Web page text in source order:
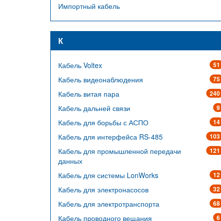
Импортный кабель
К
51
Кабель Voltex
75
Кабель видеонаблюдения
240
Кабель витая пара
9
Кабель дальней связи
14
Кабель для борьбы с АСПО
103
Кабель для интерфейса RS-485
121
Кабель для промышленной передачи
данных
12
Кабель для системы LonWorks
32
Кабель для электронасосов
68
Кабель для электротранспорта
6
Кабель проводного вещания